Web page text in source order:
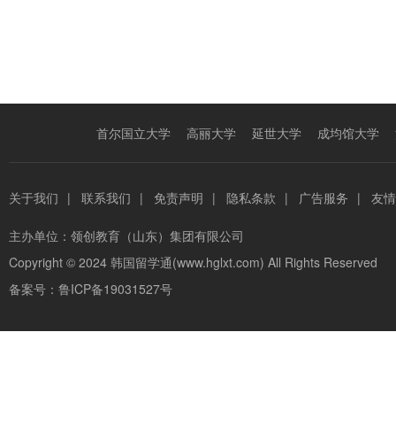
首尔国立大学 高丽大学 延世大学 成均馆大学
关于我们 | 联系我们 | 免责声明 | 隐私条款 | 广告服务 | 友
主办单位： 领创教育（山东）集团有限公司
Copyright © 2024 韩国留学通(www.hglxt.com) All Rights Reserved
备案号： 鲁ICP备19031527号